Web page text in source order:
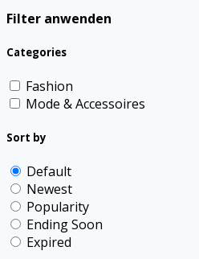
Filter anwenden
Categories
Fashion
Mode & Accessoires
Sort by
Default
Newest
Popularity
Ending Soon
Expired